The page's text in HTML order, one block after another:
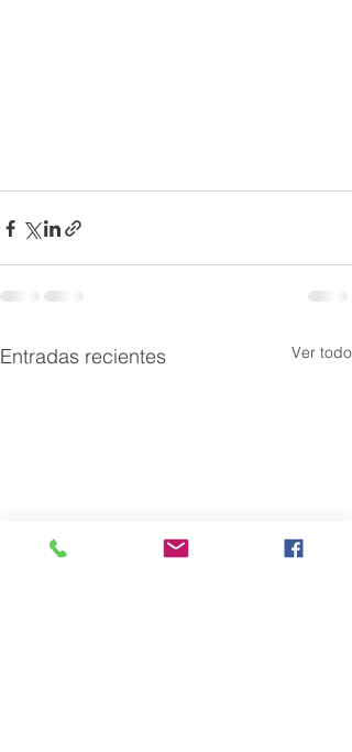
Entradas recientes Ver todo